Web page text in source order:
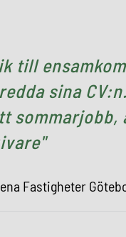
till
sina
sommarjobb,
Fastigheter